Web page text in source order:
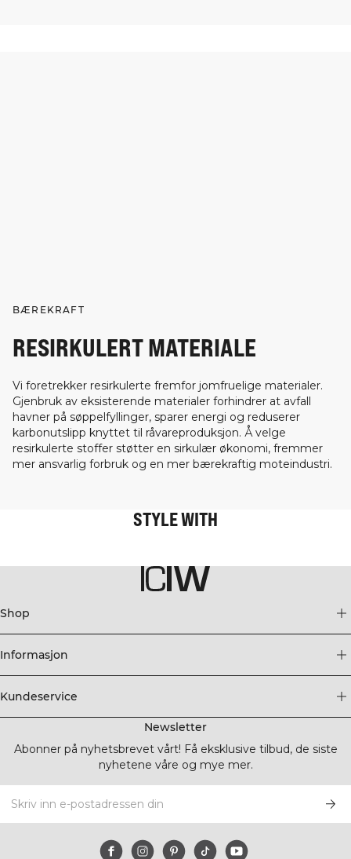
BÆREKRAFT
RESIRKULERT MATERIALE
Vi foretrekker resirkulerte fremfor jomfruelige materialer.
Gjenbruk av eksisterende materialer forhindrer at avfall
havner på søppelfyllinger, sparer energi og reduserer
karbonutslipp knyttet til råvareproduksjon. Å velge
resirkulerte stoffer støtter en sirkulær økonomi, fremmer
mer ansvarlig forbruk og en mer bærekraftig moteindustri.
STYLE WITH
Shop
Informasjon
Kundeservice
Newsletter
Abonner på nyhetsbrevet vårt! Få eksklusive tilbud, de siste
nyhetene våre og mye mer.